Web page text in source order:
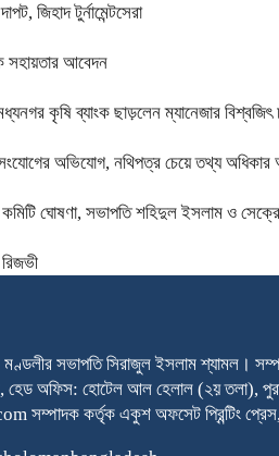
জিহাদ টুর্নামেন্টসেরা
সহায়তার আবেদন
কৃষি ব্যাংক ছাড়লেন ম্যানেজার বিশ্বজিৎ
অভিযোগ, নথিপত্র চেয়ে তথ্য
ঘোষণা, সভাপতি শহিদুল ইসলাম ও
মণ্ডলীর সভাপতি সিরাজুল ইসলাম শ্যামল।
হেড অফিস: হোটেল আল হেলাল (২য়
কর্তৃক একুশ অফসেট প্রিন্টিং প্রেস,